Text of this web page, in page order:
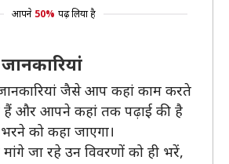
आपने 50% पढ़ लिया है
जैसे आप कहां काम करते
हैं और आपने कहां तक पढ़ाई की है
को कहा जाएगा।
जा रहे उन विवरणों को ही भरें,